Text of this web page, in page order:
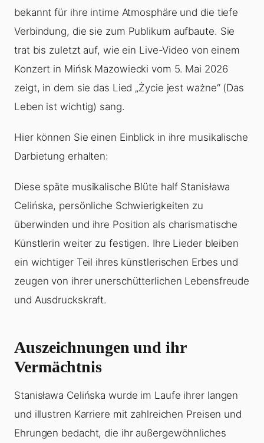
bekannt für ihre intime Atmosphäre und die tiefe
Verbindung, die sie zum Publikum aufbaute. Sie
trat bis zuletzt auf, wie ein Live-Video von einem
Konzert in Mińsk Mazowiecki vom 5. Mai 2026
zeigt, in dem sie das Lied „Życie jest ważne“ (Das
Leben ist wichtig) sang.
Hier können Sie einen Einblick in ihre musikalische
Darbietung erhalten:
Diese späte musikalische Blüte half Stanisława
Celińska, persönliche Schwierigkeiten zu
überwinden und ihre Position als charismatische
Künstlerin weiter zu festigen. Ihre Lieder bleiben
ein wichtiger Teil ihres künstlerischen Erbes und
zeugen von ihrer unerschütterlichen Lebensfreude
und Ausdruckskraft.
Auszeichnungen und ihr
Vermächtnis
Stanisława Celińska wurde im Laufe ihrer langen
und illustren Karriere mit zahlreichen Preisen und
Ehrungen bedacht, die ihr außergewöhnliches